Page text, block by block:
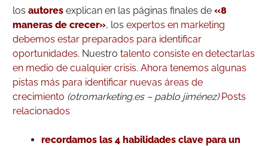
los autores explican en las páginas finales de «8
maneras de crecer», los expertos en marketing
debemos estar preparados para identificar
oportunidades. Nuestro talento consiste en detectarlas
en medio de cualquier crisis. Ahora tenemos algunas
pistas más para identificar nuevas áreas de
crecimiento (otromarketing.es – pablo jiménez) Posts
relacionados
recordamos las 4 habilidades clave para un